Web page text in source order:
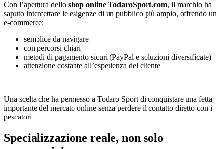
Con l’apertura dello shop online TodaroSport.com, il marchio ha
saputo intercettare le esigenze di un pubblico più ampio, offrendo un
e-commerce:
semplice da navigare
con percorsi chiari
metodi di pagamento sicuri (PayPal e soluzioni diversificate)
attenzione costante all’esperienza del cliente
Una scelta che ha permesso a Todaro Sport di conquistare una fetta
importante del mercato online senza perdere il contatto diretto con i
pescatori.
Specializzazione reale, non solo